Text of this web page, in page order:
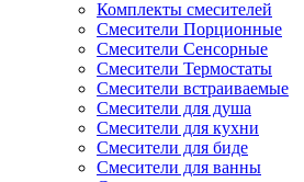
Комплекты смесителей
Смесители Порционные
Смесители Сенсорные
Смесители Термостаты
Смесители встраиваемые
Смесители для душа
Смесители для кухни
Смесители для биде
Смесители для ванны